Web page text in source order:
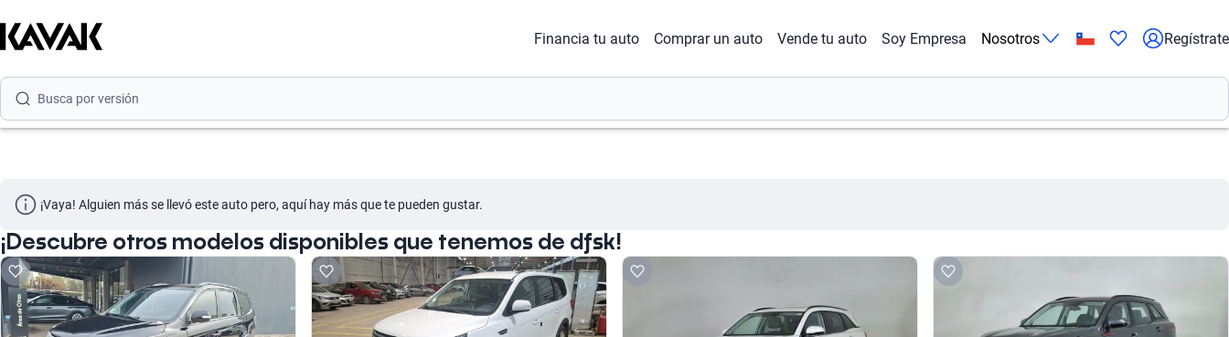
Financia tu auto Comprar un auto Vende tu auto Soy Empresa Nosotros Regístrate
Busca por versión
Busca por versión
Busca por año
¡Vaya! Alguien más se llevó este auto pero, aquí hay más que te pueden gustar.
¡Descubre otros modelos disponibles que tenemos de dfsk!